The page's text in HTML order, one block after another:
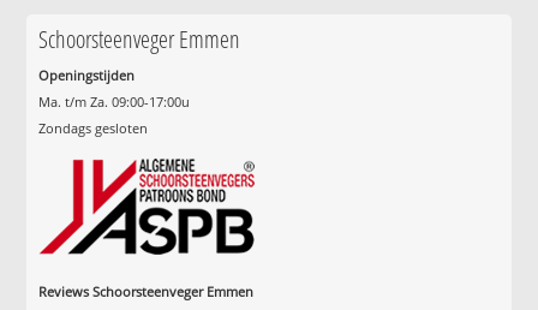
Schoorsteenveger Emmen
Openingstijden
Ma. t/m Za. 09:00-17:00u
Zondags gesloten
Reviews Schoorsteenveger Emmen